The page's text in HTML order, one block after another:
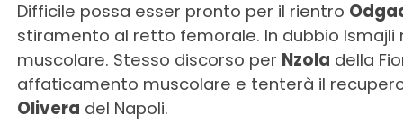
Difficile possa esser pronto per il rientro
stiramento al retto femorale. In dubbio Ismajli
muscolare. Stesso discorso per Nzola della
affaticamento muscolare e tenterà il
Olivera del Napoli.